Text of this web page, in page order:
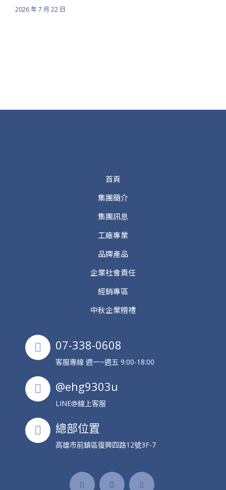
2026 年 7 月 22 日
首頁
集團簡介
集團訊息
工廠專業
品牌產品
企業社會責任
經銷專區
中秋企業贈禮
07-338-0608
客服專線 週一~週五 9:00-18:00
@ehg9303u
LINE@線上客服
總部位置
高雄市前鎮區復興四路12號3F-7